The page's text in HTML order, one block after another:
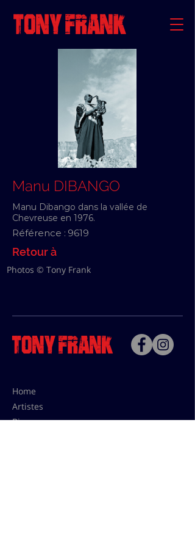
Manu DIBANGO
Manu Dibango dans la vallée de
Chevreuse en 1976.
Référence : 9619
Retour à
Photos © Tony Frank
Home
Artistes
Bio